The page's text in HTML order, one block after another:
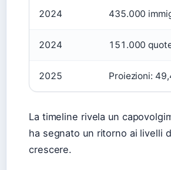
2024 435.000
2024 151.000
2025 Proiezioni:
La timeline rivela un
ha segnato un ritorno ai livelli
crescere.